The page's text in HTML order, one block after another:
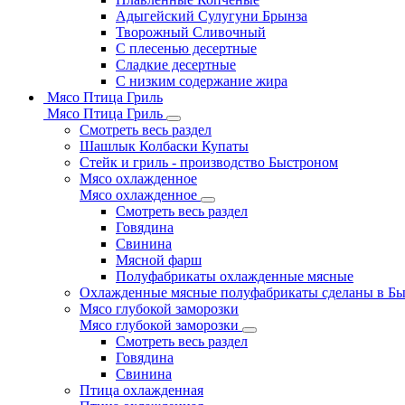
Адыгейский Сулугуни Брынза
Творожный Сливочный
С плесенью десертные
Сладкие десертные
С низким содержание жира
Мясо Птица Гриль
Мясо Птица Гриль
Смотреть весь раздел
Шашлык Колбаски Купаты
Стейк и гриль - производство Быстроном
Мясо охлажденное
Мясо охлажденное
Смотреть весь раздел
Говядина
Свинина
Мясной фарш
Полуфабрикаты охлажденные мясные
Охлажденные мясные полуфабрикаты сделаны в
Мясо глубокой заморозки
Мясо глубокой заморозки
Смотреть весь раздел
Говядина
Свинина
Птица охлажденная